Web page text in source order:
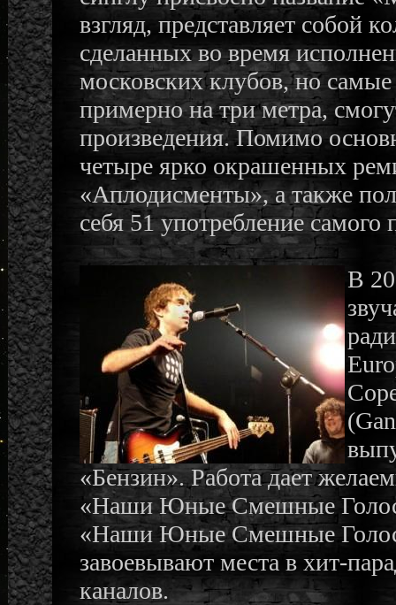
взгляд, представляет собой
сделанных во время
московских клубов, но
примерно на три метра,
произведения. Помимо
четыре ярко окрашенных
«Аплодисменты», а также
себя 51 употребление
В
«Бензин». Работа дает
«Наши Юные Смешные
«Наши Юные Смешные
завоевывают места в хит-
каналов.